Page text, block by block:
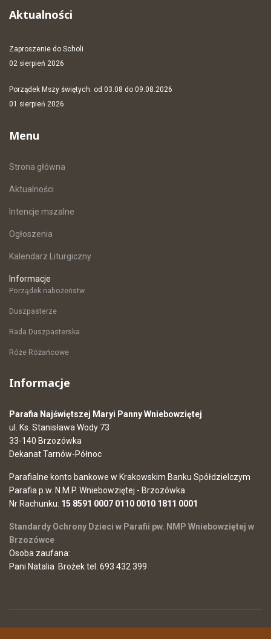
Aktualności
Zaproszenie do Scholi
02 sierpień 2026
Porządek Mszy świętych: od 03.08 do 09.08.2026
01 sierpień 2026
Menu
Strona główna
Aktualności
Intencje mszalne
Ogłoszenia
Kalendarz Liturgiczny
Informacje
Porządek nabożeństw
Duszpasterze
Rada Duszpasterska
Róże Różańcowe
Informacje
Parafia Najświętszej Maryi Panny Wniebowziętej
ul. Ks. Stanisława Wody 73
33-140 Brzozówka
Dekanat Tarnów-Północ
Parafialne konto bankowe w Krakowskim Banku Spółdzielczym
Parafia p.w. N.M.P. Wniebowziętej - Brzozówka
Nr Rachunku: 15 8591 0007 0110 0010 1811 0001
Standardy Ochrony Dzieci w Parafii pw. NMP Wniebowziętej w
Brzozówce
Osoba zaufana:
Pani Natalia Brożek tel. 693 432 399